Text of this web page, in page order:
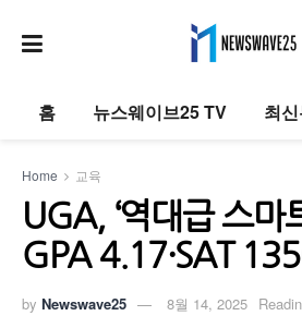
홈 뉴스웨이브25 TV 최
Home 교육
UGA, ‘역대급 스마
GPA 4.17·SAT
by Newswave25 8월 14, 2025